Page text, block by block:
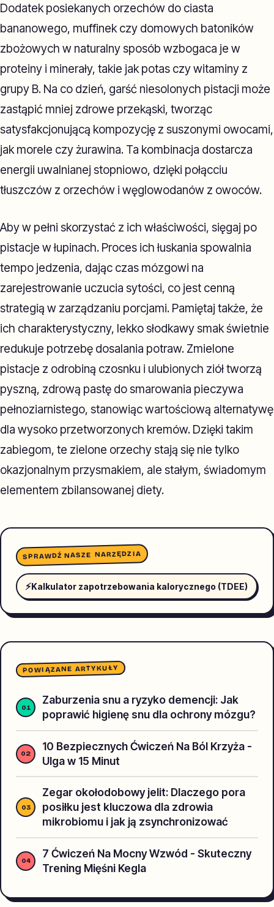
Dodatek posiekanych orzechów do ciasta
bananowego, muffinek czy domowych batoników
zbożowych w naturalny sposób wzbogaca je w
proteiny i minerały, takie jak potas czy witaminy z
grupy B. Na co dzień, garść niesolonych pistacji może
zastąpić mniej zdrowe przekąski, tworząc
satysfakcjonującą kompozycję z suszonymi owocami,
jak morele czy żurawina. Ta kombinacja dostarcza
energii uwalnianej stopniowo, dzięki połącciu
tłuszczów z orzechów i węglowodanów z owoców.
Aby w pełni skorzystać z ich właściwości, sięgaj po
pistacje w łupinach. Proces ich łuskania spowalnia
tempo jedzenia, dając czas mózgowi na
zarejestrowanie uczucia sytości, co jest cenną
strategią w zarządzaniu porcjami. Pamiętaj także, że
ich charakterystyczny, lekko słodkawy smak świetnie
redukuje potrzebę dosalania potraw. Zmielone
pistacje z odrobiną czosnku i ulubionych ziół tworzą
pyszną, zdrową pastę do smarowania pieczywa
pełnoziarnistego, stanowiąc wartościową alternatywę
dla wysoko przetworzonych kremów. Dzięki takim
zabiegom, te zielone orzechy stają się nie tylko
okazjonalnym przysmakiem, ale stałym, świadomym
elementem zbilansowanej diety.
SPRAWDŹ NASZE NARZĘDZIA
⚡Kalkulator zapotrzebowania kalorycznego (TDEE)
POWIĄZANE ARTYKUŁY
Zaburzenia snu a ryzyko demencji: Jak
poprawić higienę snu dla ochrony mózgu?
10 Bezpiecznych Ćwiczeń Na Ból Krzyża -
Ulga w 15 Minut
Zegar okołodobowy jelit: Dlaczego pora
posiłku jest kluczowa dla zdrowia
mikrobiomu i jak ją zsynchronizować
7 Ćwiczeń Na Mocny Wzwód - Skuteczny
Trening Mięśni Kegla